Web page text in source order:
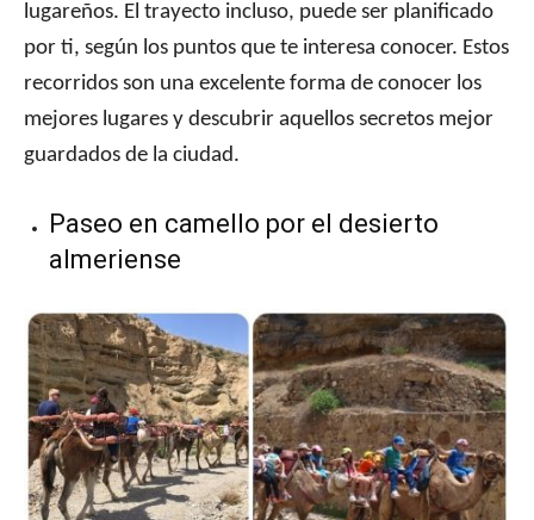
lugareños. El trayecto incluso, puede ser planificado
por ti, según los puntos que te interesa conocer. Estos
recorridos son una excelente forma de conocer los
mejores lugares y descubrir aquellos secretos mejor
guardados de la ciudad.
Paseo en camello por el desierto
almeriense